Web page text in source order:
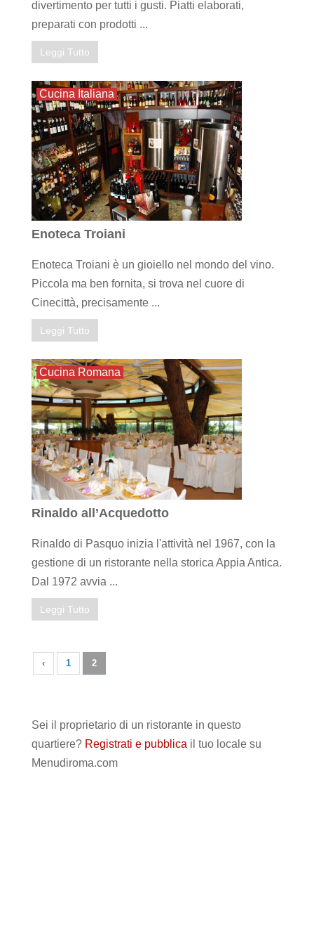
divertimento per tutti i gusti. Piatti elaborati,
preparati con prodotti ...
Leggi Tutto
Cucina Italiana
Enoteca Troiani
Enoteca Troiani è un gioiello nel mondo del vino.
Piccola ma ben fornita, si trova nel cuore di
Cinecittà, precisamente ...
Leggi Tutto
Cucina Romana
Rinaldo all’Acquedotto
Rinaldo di Pasquo inizia l'attività nel 1967, con la
gestione di un ristorante nella storica Appia Antica.
Dal 1972 avvia ...
Leggi Tutto
‹ 1 2
Sei il proprietario di un ristorante in questo
quartiere? Registrati e pubblica il tuo locale su
Menudiroma.com